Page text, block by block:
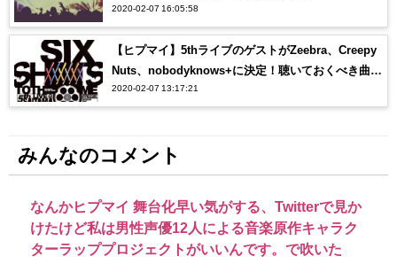
2020-02-07 16:05:58
【ヒプマイ】5thライブのゲストがZeebra、Creepy
Nuts、nobodyknows+に決定！聴いておくべき曲
は？？
2020-02-07 13:17:21
みんなのコメント
なんかヒプマイ 舞台化早い気がする、Twitterで見か
けたけど私は男性声優12人による音楽原作キャラク
ターラッププロジェクトがいいんです。で吹いた